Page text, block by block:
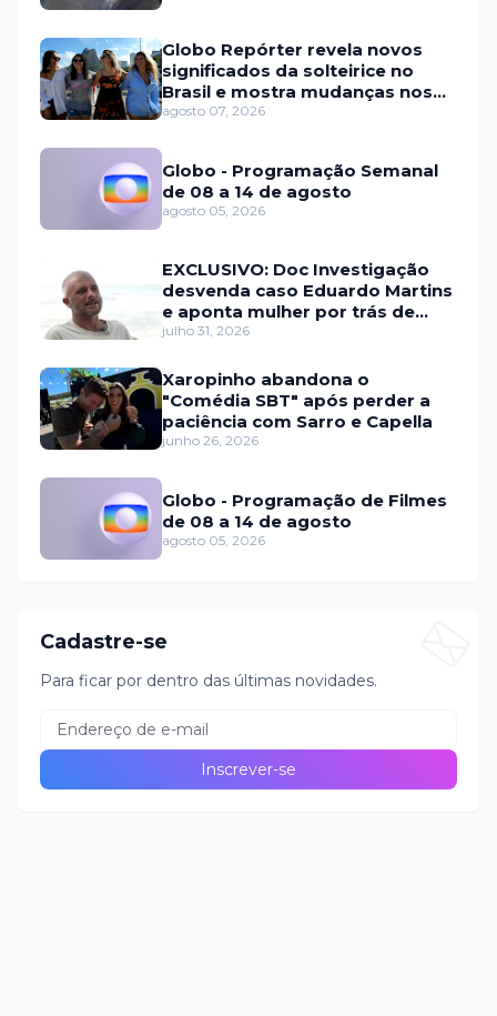
Globo Repórter revela novos
significados da solteirice no
Brasil e mostra mudanças nos
relacionamentos
agosto 07, 2026
Globo - Programação Semanal
de 08 a 14 de agosto
agosto 05, 2026
EXCLUSIVO: Doc Investigação
desvenda caso Eduardo Martins
e aponta mulher por trás de
fraude internacional
julho 31, 2026
Xaropinho abandona o
"Comédia SBT" após perder a
paciência com Sarro e Capella
junho 26, 2026
Globo - Programação de Filmes
de 08 a 14 de agosto
agosto 05, 2026
Cadastre-se
Para ficar por dentro das últimas novidades.